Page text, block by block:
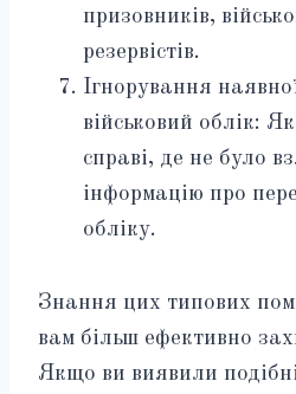
призовників,
резервістів.
Ігнорування
військовий облік:
справі, де не було
інформацію про
обліку.
Знання цих типових
вам більш ефективно
Якщо ви виявили